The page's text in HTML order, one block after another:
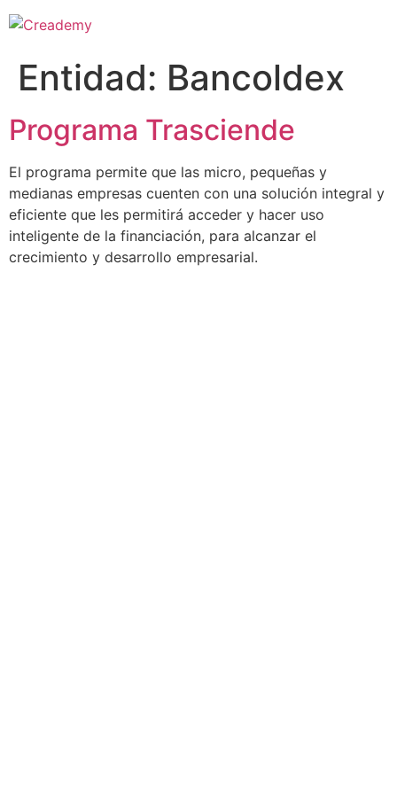
Entidad: Bancoldex
Programa Trasciende
El programa permite que las micro, pequeñas y
medianas empresas cuenten con una solución integral y
eficiente que les permitirá acceder y hacer uso
inteligente de la financiación, para alcanzar el
crecimiento y desarrollo empresarial.